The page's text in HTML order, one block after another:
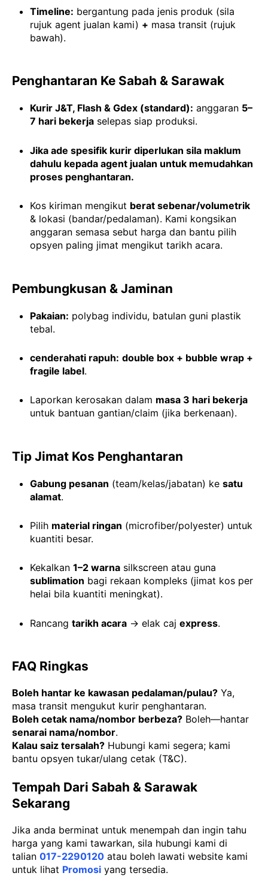
Timeline: bergantung pada jenis produk (sila
rujuk agent jualan kami) + masa transit (rujuk
bawah).
Penghantaran Ke Sabah & Sarawak
Kurir J&T, Flash & Gdex (standard): anggaran 5–
7 hari bekerja selepas siap produksi.
Jika ade spesifik kurir diperlukan sila maklum
dahulu kepada agent jualan untuk memudahkan
proses penghantaran.
Kos kiriman mengikut berat sebenar/volumetrik
& lokasi (bandar/pedalaman). Kami kongsikan
anggaran semasa sebut harga dan bantu pilih
opsyen paling jimat mengikut tarikh acara.
Pembungkusan & Jaminan
Pakaian: polybag individu, batulan guni plastik
tebal.
cenderahati rapuh: double box + bubble wrap +
fragile label.
Laporkan kerosakan dalam masa 3 hari bekerja
untuk bantuan gantian/claim (jika berkenaan).
Tip Jimat Kos Penghantaran
Gabung pesanan (team/kelas/jabatan) ke satu
alamat.
Pilih material ringan (microfiber/polyester) untuk
kuantiti besar.
Kekalkan 1–2 warna silkscreen atau guna
sublimation bagi rekaan kompleks (jimat kos per
helai bila kuantiti meningkat).
Rancang tarikh acara → elak caj express.
FAQ Ringkas
Boleh hantar ke kawasan pedalaman/pulau? Ya,
masa transit mengukut kurir penghantaran.
Boleh cetak nama/nombor berbeza? Boleh—hantar
senarai nama/nombor.
Kalau saiz tersalah? Hubungi kami segera; kami
bantu opsyen tukar/ulang cetak (T&C).
Tempah Dari Sabah & Sarawak
Sekarang
Jika anda berminat untuk menempah dan ingin tahu
harga yang kami tawarkan, sila hubungi kami di
talian 017-2290120 atau boleh lawati website kami
untuk lihat Promosi yang tersedia.